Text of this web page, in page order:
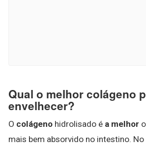
Qual o melhor colágeno
envelhecer?
O colágeno hidrolisado é a melhor
mais bem absorvido no intestino. No